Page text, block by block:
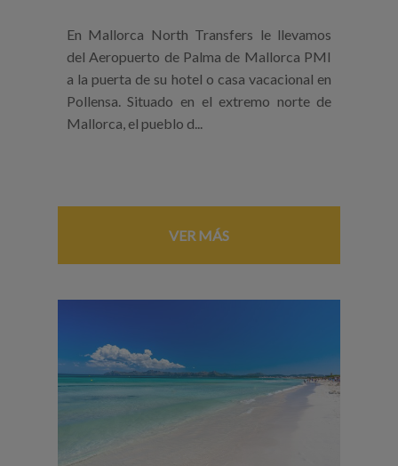
En Mallorca North Transfers le llevamos
del Aeropuerto de Palma de Mallorca PMI
a la puerta de su hotel o casa vacacional en
Pollensa. Situado en el extremo norte de
Mallorca, el pueblo d...
VER MÁS